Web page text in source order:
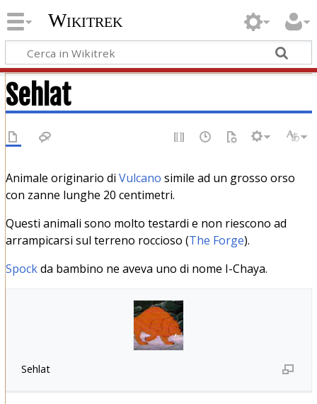
Wikitrek
Sehlat
Animale originario di Vulcano simile ad un grosso orso
con zanne lunghe 20 centimetri.
Questi animali sono molto testardi e non riescono ad
arrampicarsi sul terreno roccioso (The Forge).
Spockda bambino ne aveva uno di nome I-Chaya.
Sehlat